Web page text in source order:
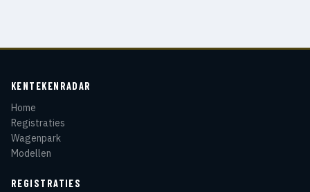
KENTEKENRADAR
Home
Registraties
Wagenpark
Modellen
REGISTRATIES